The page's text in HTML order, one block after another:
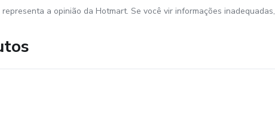
a opinião da Hotmart. Se você vir informações inadequadas,